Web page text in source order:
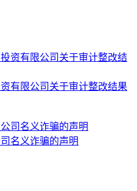
有限公司关于审计整改结果
名义诈骗的声明